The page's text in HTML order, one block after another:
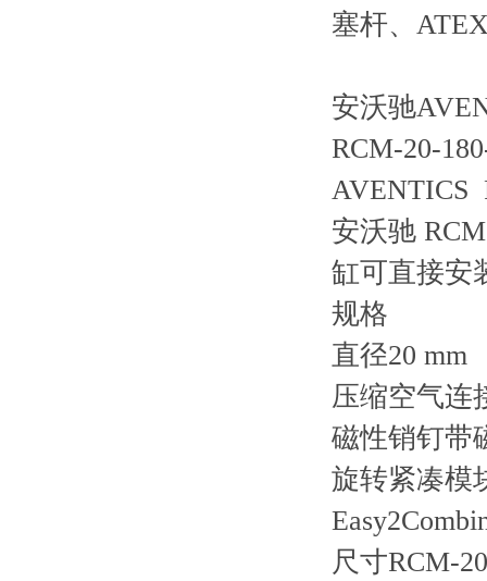
塞杆、
安沃驰
RCM-20-
AVENTICS
安沃驰
缸可直接安
规格
直径20 mm
压缩空气连
磁性销钉带
旋转紧凑模
尺寸RCM-20